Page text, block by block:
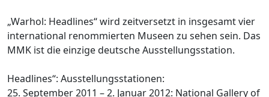
„Warhol: Headlines“ wird zeitversetzt in insgesamt vier
international renommierten Museen zu sehen sein. Das
MMK ist die einzige deutsche Ausstellungsstation.
Headlines“: Ausstellungsstationen:
25. September 2011 – 2. Januar 2012: National Gallery of